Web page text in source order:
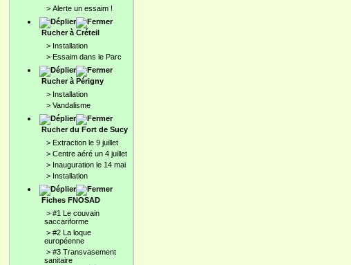
> Alerte un essaim !
Rucher à Créteil
> Installation
> Essaim dans le Parc
Rucher à Périgny
> Installation
> Vandalisme
Rucher du Fort de Sucy
> Extraction le 9 juillet
> Centre aéré un 4 juillet
> Inauguration le 14 mai
> Installation
Fiches FNOSAD
> #1 Le couvain
saccariforme
> #2 La loque
européenne
> #3 Transvasement
sanitaire